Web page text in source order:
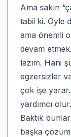
Ama sakın
tabii ki. Öyle
ama önemli
devam
lazım. Hani
egzersizler
çok işe
yardımcı olur.
Baktık
başka